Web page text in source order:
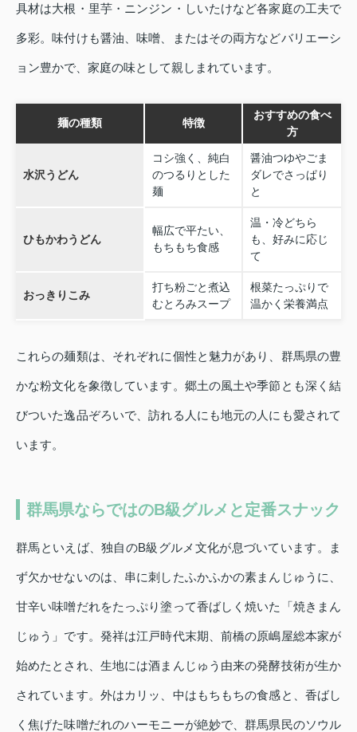
具材は大根・里芋・ニンジン・しいたけなど各家庭の工夫で
多彩。味付けも醤油、味噌、またはその両方などバリエーシ
ョン豊かで、家庭の味として親しまれています。
麺の種類 特徴
おすすめの食べ
方
水沢うどん
コシ強く、純白
のつるりとした
麺
醤油つゆやごま
ダレでさっぱり
と
ひもかわうどん
幅広で平たい、
もちもち食感
温・冷どちら
も、好みに応じ
て
おっきりこみ
打ち粉ごと煮込
むとろみスープ
根菜たっぷりで
温かく栄養満点
これらの麺類は、それぞれに個性と魅力があり、群馬県の豊
かな粉文化を象徴しています。郷土の風土や季節とも深く結
びついた逸品ぞろいで、訪れる人にも地元の人にも愛されて
います。
群馬県ならではのB級グルメと定番スナック
群馬といえば、独自のB級グルメ文化が息づいています。ま
ず欠かせないのは、串に刺したふかふかの素まんじゅうに、
甘辛い味噌だれをたっぷり塗って香ばしく焼いた「焼きまん
じゅう」です。発祥は江戸時代末期、前橋の原嶋屋総本家が
始めたとされ、生地には酒まんじゅう由来の発酵技術が生か
されています。外はカリッ、中はもちもちの食感と、香ばし
く焦げた味噌だれのハーモニーが絶妙で、群馬県民のソウル